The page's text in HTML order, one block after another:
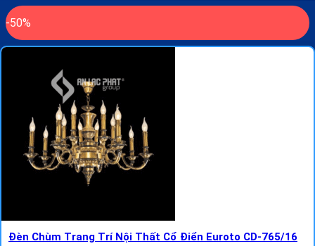
-50%
Đèn Chùm Trang Trí Nội Thất Cổ Điển Euroto CD-765/16